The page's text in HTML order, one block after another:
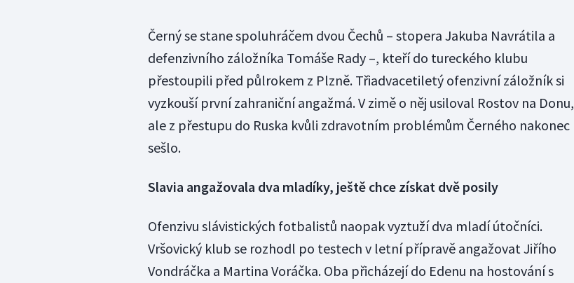
Černý se stane spoluhráčem dvou Čechů – stopera Jakuba Navrátila a
defenzivního záložníka Tomáše Rady –, kteří do tureckého klubu
přestoupili před půlrokem z Plzně. Třiadvacetiletý ofenzivní záložník si
vyzkouší první zahraniční angažmá. V zimě o něj usiloval Rostov na Donu,
ale z přestupu do Ruska kvůli zdravotním problémům Černého nakonec
sešlo.
Slavia angažovala dva mladíky, ještě chce získat dvě posily
Ofenzivu slávistických fotbalistů naopak vyztuží dva mladí útočníci.
Vršovický klub se rozhodl po testech v letní přípravě angažovat Jiřího
Vondráčka a Martina Voráčka. Oba přicházejí do Edenu na hostování s